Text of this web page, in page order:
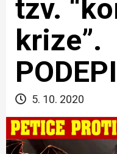
tzv.
krize”.
5. 10. 2020